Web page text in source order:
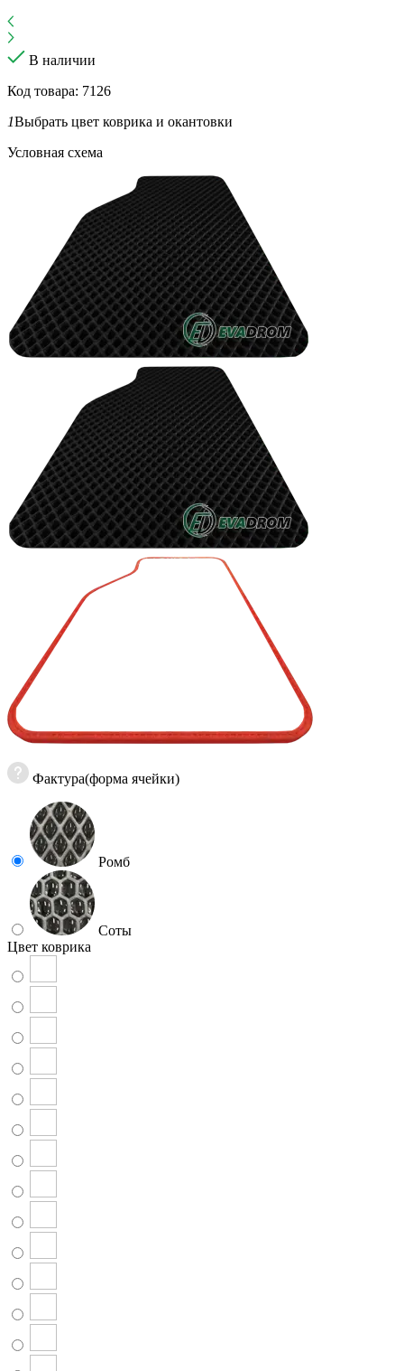
В наличии
Код товара: 7126
1Выбрать цвет коврика и окантовки
Условная схема
Фактура(форма ячейки)
Ромб
Соты
Цвет коврика